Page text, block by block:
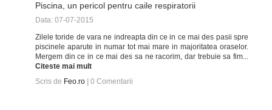
Piscina, un pericol pentru caile respiratorii
Data: 07-07-2015
Zilele toride de vara ne indreapta din ce in ce mai des pasii spre
piscinele aparute in numar tot mai mare in majoritatea oraselor.
Mergem din ce in ce mai des sa ne racorim, dar trebuie sa fim...
Citeste mai mult
Scris de Feo.ro 0 Comentarii